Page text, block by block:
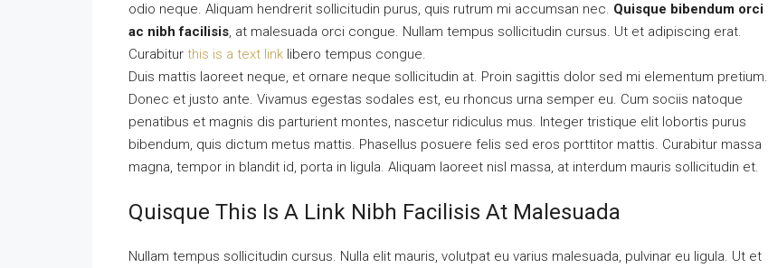
odio neque. Aliquam hendrerit sollicitudin purus, quis rutrum mi accumsan nec. Quisque bibendum orci
ac nibh facilisis, at malesuada orci congue. Nullam tempus sollicitudin cursus. Ut et adipiscing erat.
Curabitur this is a text link libero tempus congue.
Duis mattis laoreet neque, et ornare neque sollicitudin at. Proin sagittis dolor sed mi elementum pretium.
Donec et justo ante. Vivamus egestas sodales est, eu rhoncus urna semper eu. Cum sociis natoque
penatibus et magnis dis parturient montes, nascetur ridiculus mus. Integer tristique elit lobortis purus
bibendum, quis dictum metus mattis. Phasellus posuere felis sed eros porttitor mattis. Curabitur massa
magna, tempor in blandit id, porta in ligula. Aliquam laoreet nisl massa, at interdum mauris sollicitudin et.
Quisque This Is A Link Nibh Facilisis At Malesuada
Nullam tempus sollicitudin cursus. Nulla elit mauris, volutpat eu varius malesuada, pulvinar eu ligula. Ut et